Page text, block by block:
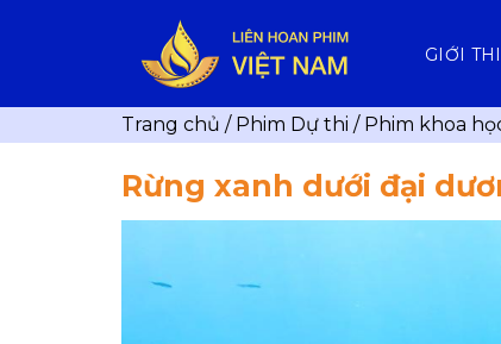
GIỚI
Trang chủ / Phim Dự thi / Phim khoa
Rừng xanh dưới đại